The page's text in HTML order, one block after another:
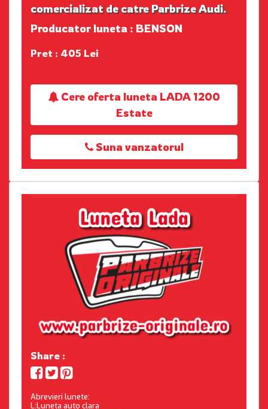
comercializat de catre Parbrize Audi.
Producator luneta : BENSON
Pret : 405 Lei
Cere oferta luneta LADA 1200
Estate
Suna vanzatorul
Share :
Abrevieri lunete:
L:Luneta auto clara